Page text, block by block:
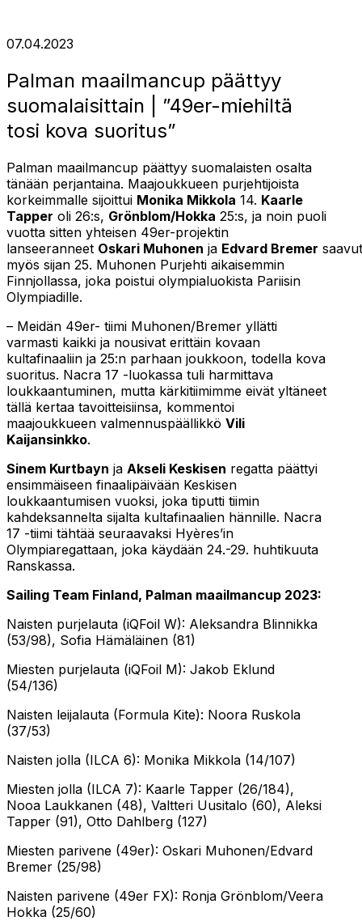
07.04.2023
Palman maailmancup päättyy
suomalaisittain | ”49er-miehiltä
tosi kova suoritus”
Palman maailmancup päättyy suomalaisten osalta
tänään perjantaina. Maajoukkueen purjehtijoista
korkeimmalle sijoittui Monika Mikkola 14. Kaarle
Tapper oli 26:s, Grönblom/Hokka 25:s, ja noin puoli
vuotta sitten yhteisen 49er-projektin
lanseeranneet Oskari Muhonen ja Edvard Bremer
myös sijan 25. Muhonen Purjehti aikaisemmin
Finnjollassa, joka poistui olympialuokista Pariisin
Olympiadille.
– Meidän 49er- tiimi Muhonen/Bremer yllätti
varmasti kaikki ja nousivat erittäin kovaan
kultafinaaliin ja 25:n parhaan joukkoon, todella kova
suoritus. Nacra 17 -luokassa tuli harmittava
loukkaantuminen, mutta kärkitiimimme eivät yltäneet
tällä kertaa tavoitteisiinsa, kommentoi
maajoukkueen valmennuspäällikkö Vili
Kaijansinkko.
Sinem Kurtbayn ja Akseli Keskisen regatta päättyi
ensimmäiseen finaalipäivään Keskisen
loukkaantumisen vuoksi, joka tiputti tiimin
kahdeksannelta sijalta kultafinaalien hännille. Nacra
17 -tiimi tähtää seuraavaksi Hyères’in
Olympiaregattaan, joka käydään 24.-29. huhtikuuta
Ranskassa.
Sailing Team Finland, Palman maailmancup 2023:
Naisten purjelauta (iQFoil W): Aleksandra Blinnikka
(53/98), Sofia Hämäläinen (81)
Miesten purjelauta (iQFoil M): Jakob Eklund
(54/136)
Naisten leijalauta (Formula Kite): Noora Ruskola
(37/53)
Naisten jolla (ILCA 6): Monika Mikkola (14/107)
Miesten jolla (ILCA 7): Kaarle Tapper (26/184),
Nooa Laukkanen (48), Valtteri Uusitalo (60), Aleksi
Tapper (91), Otto Dahlberg (127)
Miesten parivene (49er): Oskari Muhonen/Edvard
Bremer (25/98)
Naisten parivene (49er FX): Ronja Grönblom/Veera
Hokka (25/60)